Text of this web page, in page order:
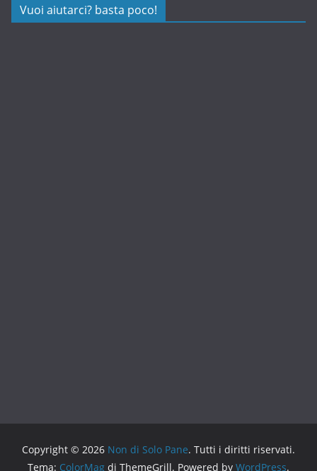
Vuoi aiutarci? basta poco!
Copyright © 2026 Non di Solo Pane. Tutti i diritti riservati.
Tema: ColorMag di ThemeGrill. Powered by WordPress.